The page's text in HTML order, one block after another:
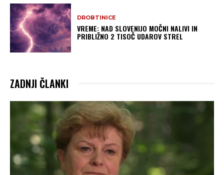
DROBTINICE
VREME: NAD SLOVENIJO MOČNI NALIVI IN
PRIBLIŽNO 2 TISOČ UDAROV STREL
ZADNJI ČLANKI